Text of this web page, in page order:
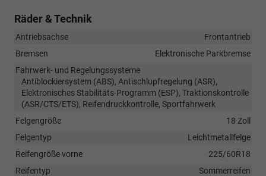
Räder & Technik
Antriebsachse
Frontantrieb
Bremsen
Elektronische Parkbremse
Fahrwerk- und Regelungssysteme
Antiblockiersystem (ABS), Antischlupfregelung (ASR),
Elektronisches Stabilitäts-Programm (ESP), Traktionskontrolle
(ASR/CTS/ETS), Reifendruckkontrolle, Sportfahrwerk
Felgengröße
18 Zoll
Felgentyp
Leichtmetallfelge
Reifengröße vorne
225/60R18
Reifentyp
Sommerreifen